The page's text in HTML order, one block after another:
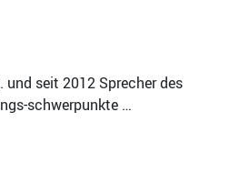
seit 2012 Sprecher des
schwerpunkte …